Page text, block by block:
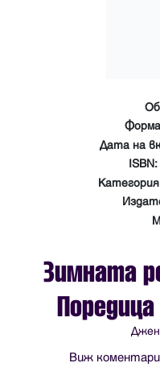
Дата на
ISBN:
Зимната
Виж